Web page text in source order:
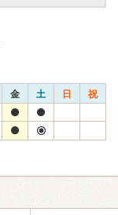
金 土 日 祝